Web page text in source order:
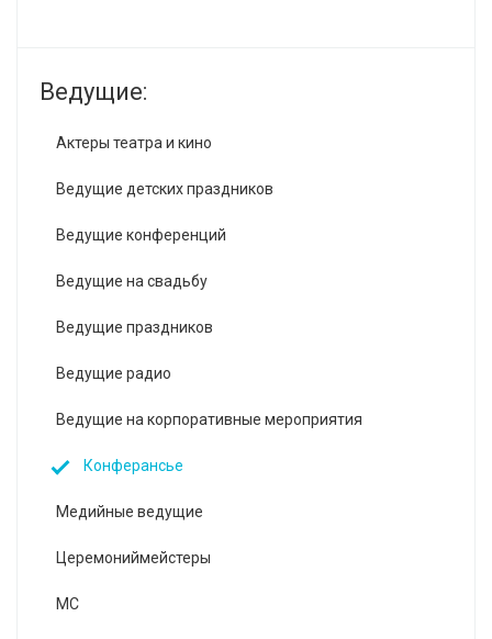
Ведущие:
Актеры театра и кино
Ведущие детских праздников
Ведущие конференций
Ведущие на свадьбу
Ведущие праздников
Ведущие радио
Ведущие на корпоративные мероприятия
Конферансье
Медийные ведущие
Церемониймейстеры
MC